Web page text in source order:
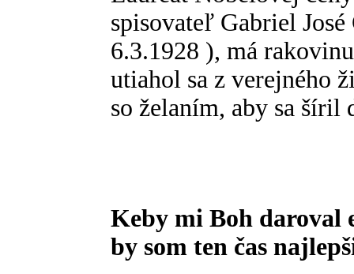
spisovateľ Gabriel
6.3.1928 ), má
utiahol sa z verejného
so želaním, aby sa šíril
Keby mi Boh daroval
by som ten čas